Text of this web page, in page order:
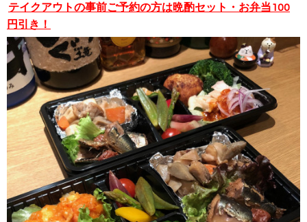
テイクアウトの事前ご予約の方は晩酌セット・お弁当100
円引き！